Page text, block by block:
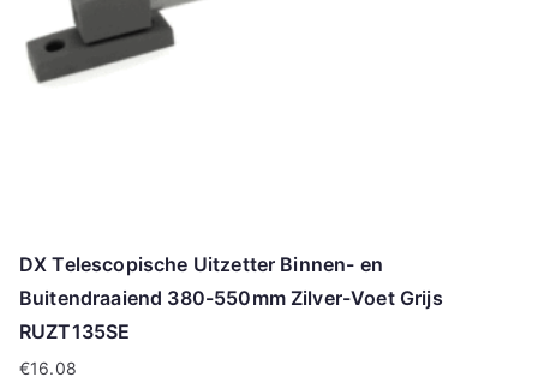
DX Telescopische Uitzetter Binnen- en
Buitendraaiend 380-550mm Zilver-Voet Grijs
RUZT135SE
€16.08